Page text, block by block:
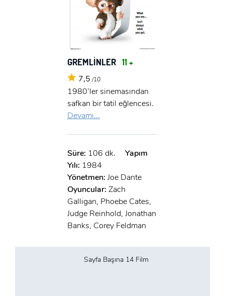
GREMLİNLER 11 +
7,5 /10
1980’ler sinemasından
safkan bir tatil eğlencesi.
Devamı...
Süre: 106 dk.
Yapım
Yılı: 1984
Yönetmen: Joe Dante
Oyuncular: Zach
Galligan, Phoebe Cates,
Judge Reinhold, Jonathan
Banks, Corey Feldman
Sayfa Başına 14 Film